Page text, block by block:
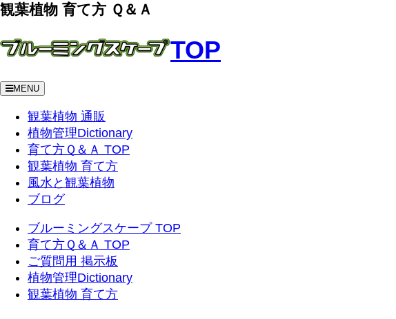
観葉植物 育て方 Ｑ＆Ａ
TOP
MENU
観葉植物 通販
植物管理Dictionary
育て方Ｑ＆Ａ TOP
観葉植物 育て方
風水と観葉植物
ブログ
ブルーミングスケープ TOP
育て方Ｑ＆Ａ TOP
ご質問用 掲示板
植物管理Dictionary
観葉植物 育て方